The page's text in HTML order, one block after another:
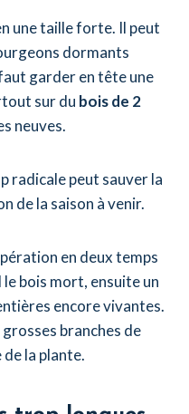
une taille forte. Il peut
dormants
garder en tête une
sur du bois de 2
neuves.
radicale peut sauver la
de la saison à venir.
en deux temps
le bois mort, ensuite un
encore vivantes.
grosses branches de
la plante.